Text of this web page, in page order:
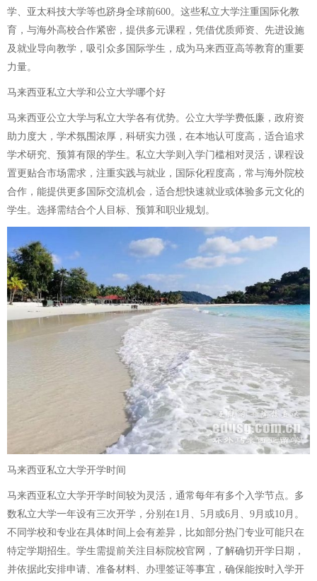
学、亚太科技大学等也跻身全球前600。这些私立大学注重国际化教
育，与海外高校合作紧密，提供多元课程，凭借优质师资、先进设施
及就业导向教学，吸引众多国际学生，成为马来西亚高等教育的重要
力量。
马来西亚私立大学和公立大学哪个好
马来西亚公立大学与私立大学各有优势。公立大学学费低廉，政府资
助力度大，学术氛围浓厚，科研实力强，在本地认可度高，适合追求
学术研究、预算有限的学生。私立大学则入学门槛相对灵活，课程设
置更贴合市场需求，注重实践与就业，国际化程度高，常与海外院校
合作，能提供更多国际交流机会，适合想快速就业或体验多元文化的
学生。选择需结合个人目标、预算和职业规划。
马来西亚私立大学开学时间
马来西亚私立大学开学时间较为灵活，通常每年有多个入学节点。多
数私立大学一年设有三次开学，分别在1月、5月或6月、9月或10月。
不同学校和专业在具体时间上会有差异，比如部分热门专业可能只在
特定学期招生。学生需提前关注目标院校官网，了解确切开学日期，
并依据此安排申请、准备材料、办理签证等事宜，确保能按时入学开